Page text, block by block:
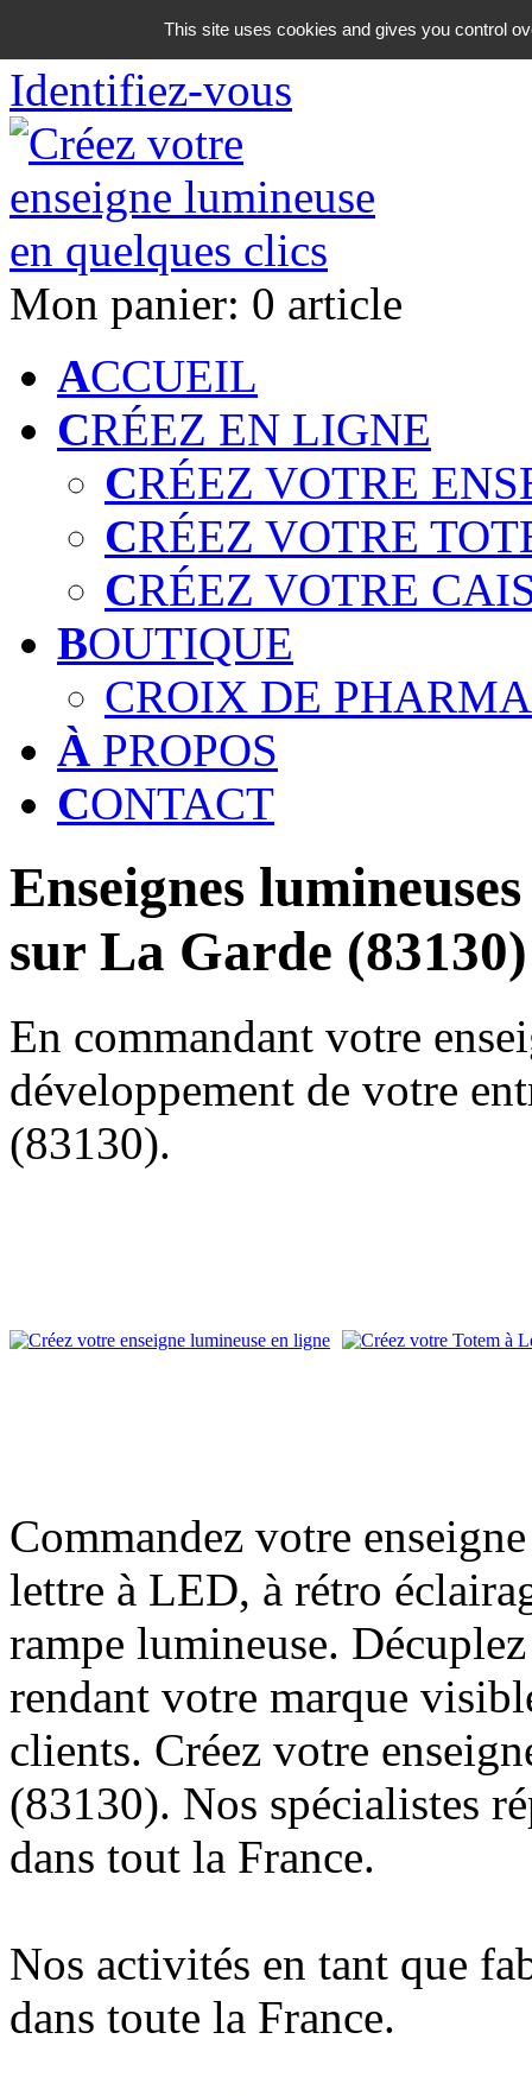
06 18 42 08 59
Identifiez-vous
Mon panier: 0 article
ACCUEIL
CRÉEZ EN LIGNE
CRÉEZ VOTRE
CRÉEZ VOTRE
CRÉEZ VOTRE
BOUTIQUE
CROIX DE
À PROPOS
CONTACT
Enseignes
sur La Garde (83130)
En commandant votre
développement de votre
(83130).
Commandez votre
lettre à LED, à rétro
rampe lumineuse.
rendant votre marque
clients. Créez votre
(83130). Nos spécialistes
dans tout la France.
Nos activités en tant que
dans toute la France.
This site uses cookies and gives you control